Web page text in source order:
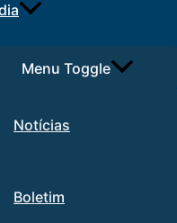
Menu Toggle
Notícias
Boletim